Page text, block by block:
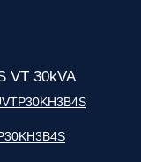
VT 30kVA